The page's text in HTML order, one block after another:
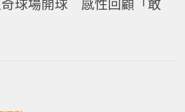
奇球場開球 感性回顧「敢